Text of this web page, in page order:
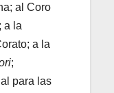
al Coro
a la
a la
;
para las